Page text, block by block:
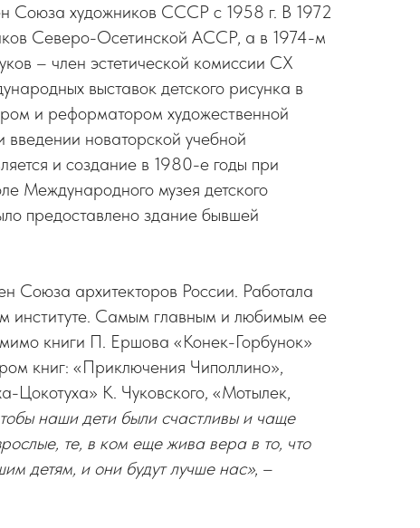
Союза художников СССР с 1958 г. В 1972
Северо-Осетинской АССР, а в 1974-м
– член эстетической комиссии СХ
выставок детского рисунка в
и реформатором художественной
новаторской учебной
и создание в 1980-е годы при
Международного музея детского
предоставлено здание бывшей
Союза архитекторов России. Работала
институте. Самым главным и любимым ее
книги П. Ершова «Конек-Горбунок»
книг: «Приключения Чиполлино»,
Цокотуха» К. Чуковского, «Мотылек,
наши дети были счастливы и чаще
те, в ком еще жива вера в то, что
детям, и они будут лучше нас», –